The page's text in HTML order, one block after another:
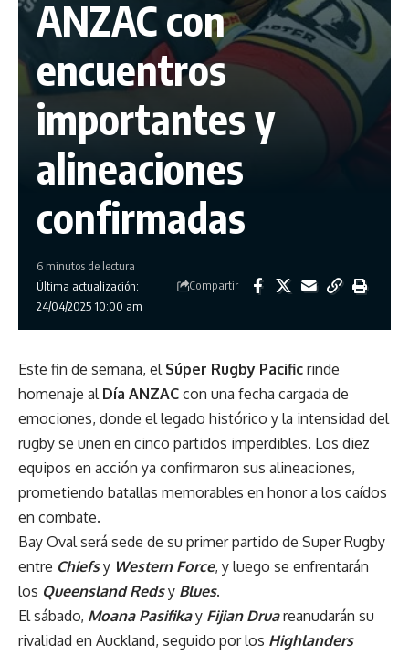
ANZAC con
encuentros
importantes y
alineaciones
confirmadas
Última actualización:
24/04/2025 10:00 am
6 minutos de lectura
Compartir
Este fin de semana, el Súper Rugby Pacific rinde
homenaje al Día ANZAC con una fecha cargada de
emociones, donde el legado histórico y la intensidad del
rugby se unen en cinco partidos imperdibles. Los diez
equipos en acción ya confirmaron sus alineaciones,
prometiendo batallas memorables en honor a los caídos
en combate.
Bay Oval será sede de su primer partido de Super Rugby
entre Chiefs y Western Force, y luego se enfrentarán
los Queensland Reds y Blues.
El sábado, Moana Pasifika y Fijian Druareanudarán su
rivalidad en Auckland, seguido por los Highlanders